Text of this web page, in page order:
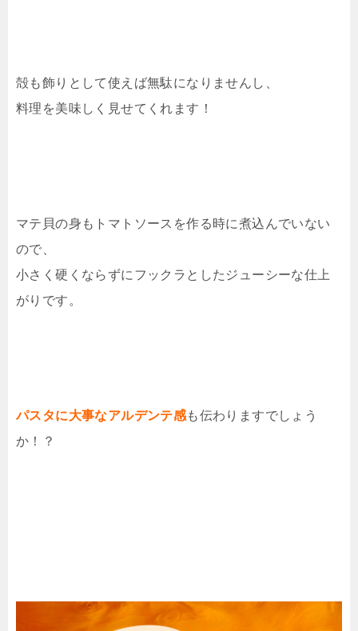
殻も飾りとして使えば無駄になりませんし、
料理を美味しく見せてくれます！
マテ貝の身もトマトソースを作る時に煮込んでいない
ので、
小さく硬くならずにフックラとしたジューシーな仕上
がりです。
パスタに大事なアルデンテ感も伝わりますでしょう
か！？